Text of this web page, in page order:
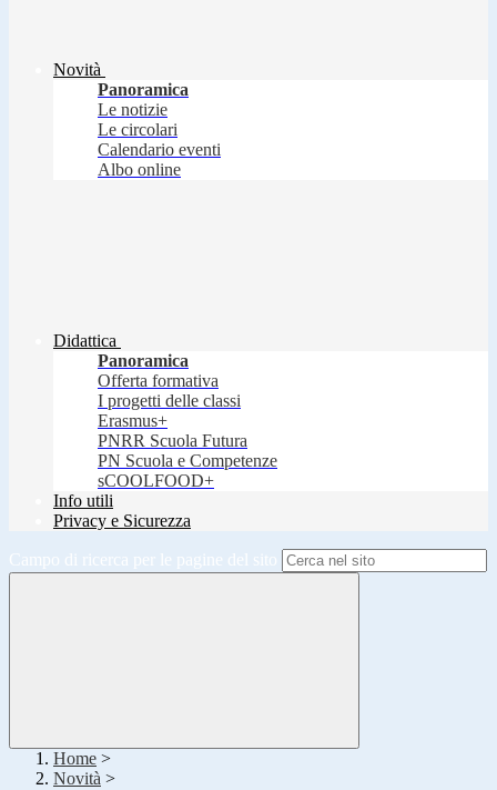
Novità
Panoramica
Le notizie
Le circolari
Calendario eventi
Albo online
Didattica
Panoramica
Offerta formativa
I progetti delle classi
Erasmus+
PNRR Scuola Futura
PN Scuola e Competenze
sCOOLFOOD+
Info utili
Privacy e Sicurezza
Campo di ricerca per le pagine del sito
Home >
Novità >